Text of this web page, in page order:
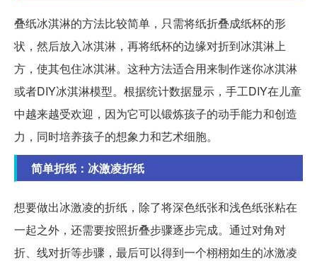
叠纸冰淇淋的方法比较简单，只需将纸折叠成纸杯的形
状，然后放入冰淇淋，再将纸杯的边缘对折到冰淇淋上
方，使其包住冰淇淋。这种方法适合用来制作迷你冰淇淋
或者DIY冰淇淋模型。根据统计数据显示，手工DIY在儿童
中越来越受欢迎，因为它可以锻炼孩子的动手能力和创造
力，同时培养孩子的想象力和艺术细胞。
简单折纸：冰激凌折纸
想要做出冰激凌的折纸，除了将深色纸张和浅色纸张粘在
一起之外，还需要按照折叠步骤逐步完成。通过对角对
折、线对折等步骤，最后可以得到一个栩栩如生的冰激凌